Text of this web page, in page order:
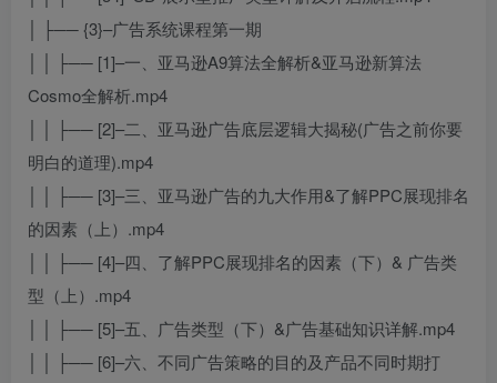
│ ├── {3}–广告系统课程第一期
│ │ ├── [1]–一、亚马逊A9算法全解析&亚马逊新算法
Cosmo全解析.mp4
│ │ ├── [2]–二、亚马逊广告底层逻辑大揭秘(广告之前你要
明白的道理).mp4
│ │ ├── [3]–三、亚马逊广告的九大作用&了解PPC展现排名
的因素（上）.mp4
│ │ ├── [4]–四、了解PPC展现排名的因素（下）& 广告类
型（上）.mp4
│ │ ├── [5]–五、广告类型（下）&广告基础知识详解.mp4
│ │ ├── [6]–六、不同广告策略的目的及产品不同时期打